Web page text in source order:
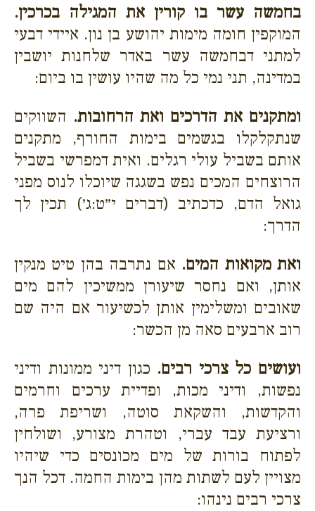
בחמשה עשר בו קורין את המגילה בכרכין.
המוקפין חומה מימות יהושע בן נון. איידי דבעי
למתני דבחמשה עשר באדר שלחנות יושבין
במדינה, תני נמי כל מה שהיו עושין בו ביום:
ומתקנים את הדרכים ואת הרחובות. השווקים
שנתקלקלו בגשמים בימות החורף, מתקנים
אותם בשביל עולי רגלים. ואית דמפרשי בשביל
הרוצחים המכים נפש בשגגה שיוכלו לנוס מפני
גואל הדם, כדכתיב (דברים י״ט:ג׳) תכין לך
הדרך:
ואת מקואות המים. אם נתרבה בהן טיט מנקין
אותן, ואם נחסר שיעורן ממשיכין להם מים
שאובים ומשלימין אותן לכשיעור אם היה שם
רוב ארבעים סאה מן הכשר:
ועושים כל צרכי רבים. כגון דיני ממונות ודיני
נפשות, ודיני מכות, ופדיית ערכים וחרמים
והקדשות, והשקאת סוטה, ושריפת פרה,
ורציעת עבד עברי, וטהרת מצורע, ושולחין
לפתוח בורות של מים מכונסים כדי שיהיו
מצויין לעם לשתות מהן בימות החמה. דכל הנך
צרכי רבים נינהו: